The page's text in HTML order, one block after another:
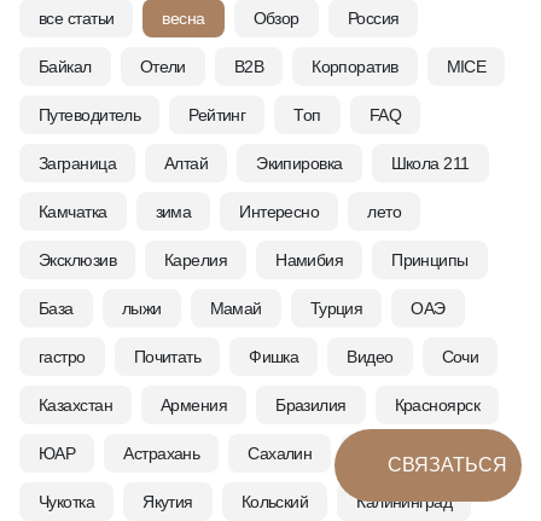
все статьи весна Обзор Россия
Байкал Отели B2B Корпоратив MICE
Путеводитель Рейтинг Топ FAQ
Заграница Алтай Экипировка Школа 211
Камчатка зима Интересно лето
Эксклюзив Карелия Намибия Принципы
База лыжи Мамай Турция ОАЭ
гастро Почитать Фишка Видео Сочи
Казахстан Армения Бразилия Красноярск
ЮАР Астрахань Сахалин Тыва
Чукотка Якутия Кольский Калининград
СВЯЗАТЬСЯ